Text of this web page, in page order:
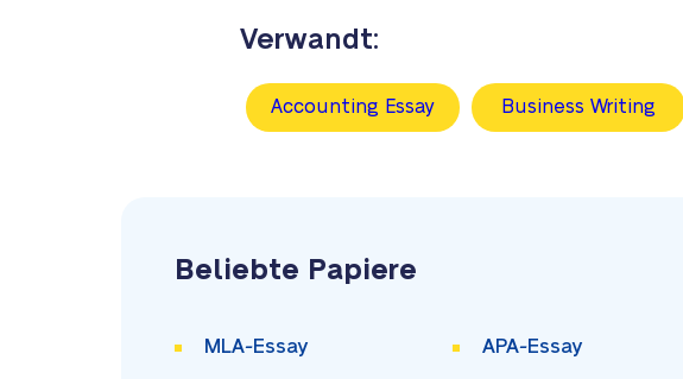
Verwandt:
Accounting Essay Business Writing
Beliebte Papiere
MLA-Essay APA-Essay